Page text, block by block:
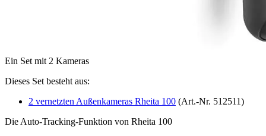
Ein Set mit 2 Kameras
Dieses Set besteht aus:
2 vernetzten Außenkameras Rheita 100 (Art.-Nr. 512511)
Die Auto-Tracking-Funktion von Rheita 100